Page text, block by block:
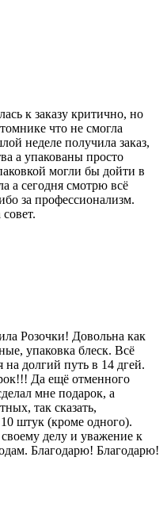
к заказу критично, но
что не смогла
неделе получила заказ,
а упакованы просто
могли бы дойти в
а сегодня смотрю всё
за профессионализм.
Розочки! Довольна как
упаковка блеск. Всё
долгий путь в 14 дгей.
Да ещё отменного
мне подарок, а
так сказать,
штук (кроме одного).
делу и уважение к
Благодарю! Благодарю!